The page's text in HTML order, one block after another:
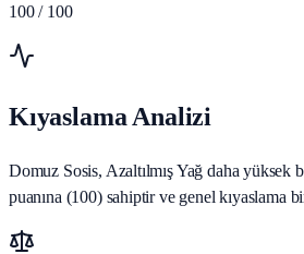
100 / 100
Kıyaslama Analizi
Domuz Sosis, Azaltılmış Yağ daha yüksek
puanına (100) sahiptir ve genel kıyaslama